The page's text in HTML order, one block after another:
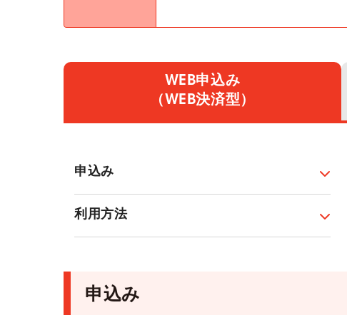
WEB申込み
（WEB決済型）
申込み
利用方法
申込み